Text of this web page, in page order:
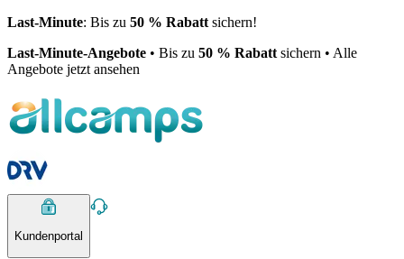
Last-Minute: Bis zu 50 % Rabatt sichern!
Last-Minute-Angebote • Bis zu 50 % Rabatt sichern • Alle
Angebote jetzt ansehen
Kundenportal